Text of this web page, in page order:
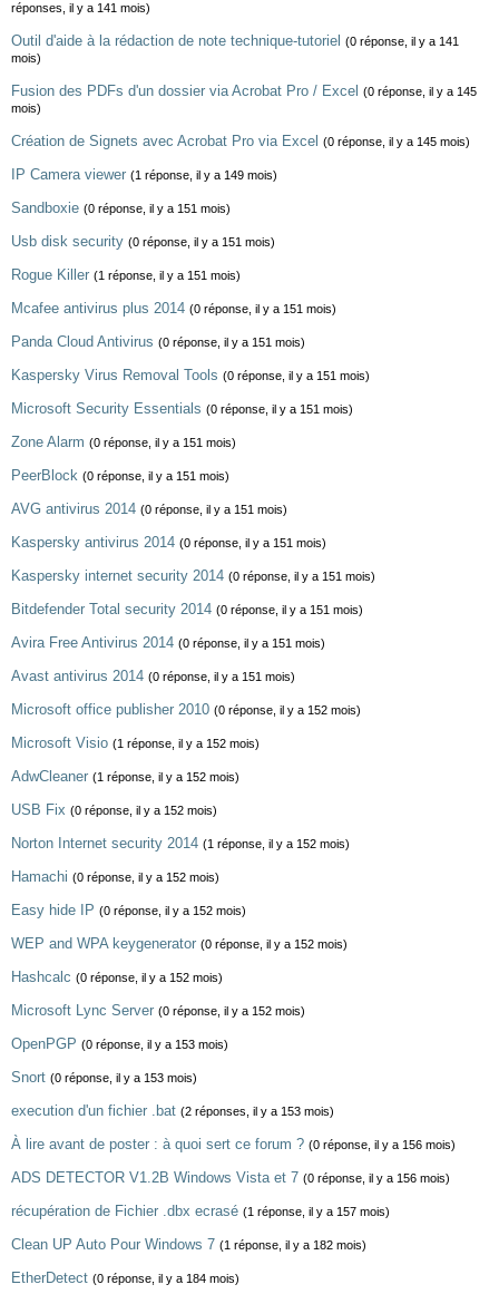
réponses, il y a 141 mois)
Outil d'aide à la rédaction de note technique-tutoriel (0 réponse, il y a 141
mois)
Fusion des PDFs d'un dossier via Acrobat Pro / Excel (0 réponse, il y a 145
mois)
Création de Signets avec Acrobat Pro via Excel (0 réponse, il y a 145 mois)
IP Camera viewer (1 réponse, il y a 149 mois)
Sandboxie (0 réponse, il y a 151 mois)
Usb disk security (0 réponse, il y a 151 mois)
Rogue Killer (1 réponse, il y a 151 mois)
Mcafee antivirus plus 2014 (0 réponse, il y a 151 mois)
Panda Cloud Antivirus (0 réponse, il y a 151 mois)
Kaspersky Virus Removal Tools (0 réponse, il y a 151 mois)
Microsoft Security Essentials (0 réponse, il y a 151 mois)
Zone Alarm (0 réponse, il y a 151 mois)
PeerBlock (0 réponse, il y a 151 mois)
AVG antivirus 2014 (0 réponse, il y a 151 mois)
Kaspersky antivirus 2014 (0 réponse, il y a 151 mois)
Kaspersky internet security 2014 (0 réponse, il y a 151 mois)
Bitdefender Total security 2014 (0 réponse, il y a 151 mois)
Avira Free Antivirus 2014 (0 réponse, il y a 151 mois)
Avast antivirus 2014 (0 réponse, il y a 151 mois)
Microsoft office publisher 2010 (0 réponse, il y a 152 mois)
Microsoft Visio (1 réponse, il y a 152 mois)
AdwCleaner (1 réponse, il y a 152 mois)
USB Fix (0 réponse, il y a 152 mois)
Norton Internet security 2014 (1 réponse, il y a 152 mois)
Hamachi (0 réponse, il y a 152 mois)
Easy hide IP (0 réponse, il y a 152 mois)
WEP and WPA keygenerator (0 réponse, il y a 152 mois)
Hashcalc (0 réponse, il y a 152 mois)
Microsoft Lync Server (0 réponse, il y a 152 mois)
OpenPGP (0 réponse, il y a 153 mois)
Snort (0 réponse, il y a 153 mois)
execution d'un fichier .bat (2 réponses, il y a 153 mois)
À lire avant de poster : à quoi sert ce forum ? (0 réponse, il y a 156 mois)
ADS DETECTOR V1.2B Windows Vista et 7 (0 réponse, il y a 156 mois)
récupération de Fichier .dbx ecrasé (1 réponse, il y a 157 mois)
Clean UP Auto Pour Windows 7 (1 réponse, il y a 182 mois)
EtherDetect (0 réponse, il y a 184 mois)